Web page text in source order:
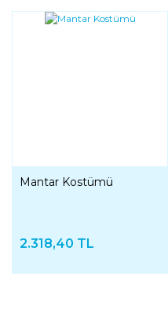
Mantar Kostümü
2.318,40 TL